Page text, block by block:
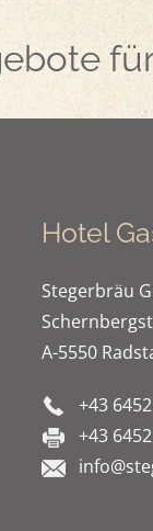
Hotel
Stegerbräu
A-5550
+43
+43